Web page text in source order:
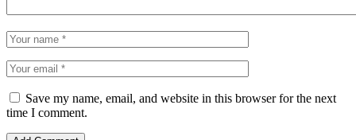
Save my name, email, and website in this browser for the next
time I comment.